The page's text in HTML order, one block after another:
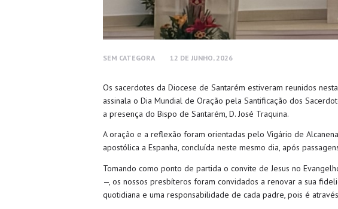
SEM CATEGORA 12 DE JUNHO, 2026
Os sacerdotes da Diocese de Santarém estiveram reunidos
assinala o Dia Mundial de Oração pela Santificação dos
a presença do Bispo de Santarém, D. José Traquina.
A oração e a reflexão foram orientadas pelo Vigário de
apostólica a Espanha, concluída neste mesmo dia, após
Tomando como ponto de partida o convite de Jesus no
—, os nossos presbíteros foram convidados a renovar a sua
quotidiana e uma responsabilidade de cada padre, pois é